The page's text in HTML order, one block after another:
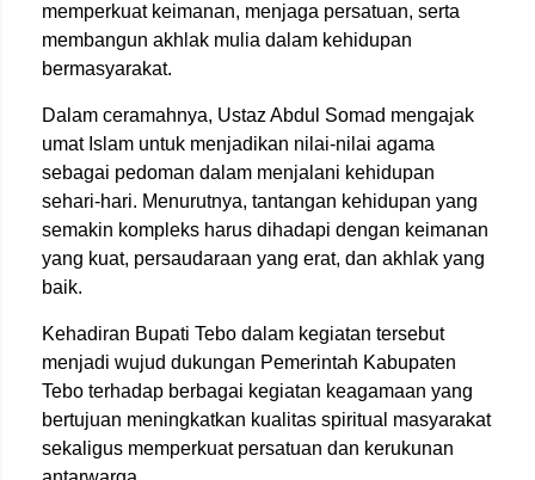
memperkuat keimanan, menjaga persatuan, serta
membangun akhlak mulia dalam kehidupan
bermasyarakat.
Dalam ceramahnya, Ustaz Abdul Somad mengajak
umat Islam untuk menjadikan nilai-nilai agama
sebagai pedoman dalam menjalani kehidupan
sehari-hari. Menurutnya, tantangan kehidupan yang
semakin kompleks harus dihadapi dengan keimanan
yang kuat, persaudaraan yang erat, dan akhlak yang
baik.
Kehadiran Bupati Tebo dalam kegiatan tersebut
menjadi wujud dukungan Pemerintah Kabupaten
Tebo terhadap berbagai kegiatan keagamaan yang
bertujuan meningkatkan kualitas spiritual masyarakat
sekaligus memperkuat persatuan dan kerukunan